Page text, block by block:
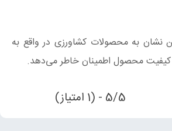
نشان به محصولات کشاورزی در واقع به
کیفیت محصول اطمینان خاطر می‌دهد.
5/5 - (1 امتیاز)